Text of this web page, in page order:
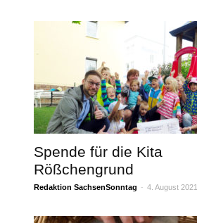
Spende für die Kita
Rößchengrund
Redaktion SachsenSonntag - 4. August 2021